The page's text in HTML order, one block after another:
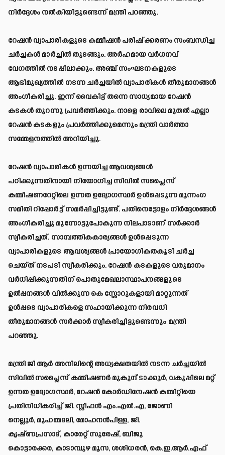
നിർദ്ദേശം നൽകിയിട്ടുണ്ടെന്ന് മന്ത്രി പറഞ്ഞു.
റേഷൻ വ്യാപാരികളുടെ കമ്മീഷൻ പരിഷ്‌ക്കരണം സംബന്ധിച്ച
ചർച്ചകൾ മാർച്ചിൽ തുടങ്ങും. അർഹമായ വർധനവ്
വേഗത്തിൽ നടപ്പിലാക്കും. അഞ്ച് സംഘടനകളുടെ
ആഭിമുഖ്യത്തിൽ നടന്ന ചർച്ചയിൽ വ്യാപാരികൾ തീരുമാനങ്ങൾ
അംഗീകരിച്ചു. ഇന്ന് വൈകിട്ട് തന്നെ സാധ്യമായ റേഷൻ
കടകൾ തുറന്നു പ്രവർത്തിക്കും. നാളെ രാവിലെ മുതൽ എല്ലാ
റേഷൻ കടകളും പ്രവർത്തിക്കുമെന്നും മന്ത്രി വാർത്താ
സമ്മേളനത്തിൽ അറിയിച്ചു.
റേഷൻ വ്യാപാരികൾ ഉന്നയിച്ച ആവശ്യങ്ങൾ
പഠിക്കുന്നതിനായി നിയോഗിച്ച സിവിൽ സപ്ലൈസ്
കമ്മീഷണറേറ്റിലെ ഉന്നത ഉദ്യോഗസ്ഥർ ഉൾപ്പെടുന്ന മൂന്നംഗ
സമിതി റിപ്പോർട്ട് സമർപ്പിച്ചിട്ടുണ്ട്. പതിനെട്ടോളം നിർദ്ദേശങ്ങൾ
അംഗീകരിച്ചു മുന്നോട്ടുപോകുന്ന നിലപാടാണ് സർക്കാർ
സ്വീകരിച്ചത്. സാമ്പത്തികകാര്യങ്ങൾ ഉൾപ്പെടുന്ന
വ്യാപാരികളുടെ ആവശ്യങ്ങൾ പ്രായോഗികതകൂടി ചർച്ച
ചെയ്ത് നടപടി സ്വീകരിക്കും. റേഷൻ കടകളുടെ വരുമാനം
വർധിപ്പിക്കുന്നതിന് പൊതുമേഖലാസ്ഥാപനങ്ങളുടെ
ഉൽപ്പനങ്ങൾ വിൽക്കുന്ന കെ സ്റ്റോറുകളായി മാറ്റുന്നത്
ഉൾപ്പടെ വ്യാപാരികളെ സഹായിക്കുന്ന നിരവധി
തീരുമാനങ്ങൾ സർക്കാർ സ്വീകരിച്ചിട്ടുണ്ടെന്നും മന്ത്രി
പറഞ്ഞു.
മന്ത്രി ജി ആർ അനിലിന്റെ അധ്യക്ഷതയിൽ നടന്ന ചർച്ചയിൽ
സിവിൽ സപ്ലൈസ് കമ്മീഷണർ മുകുന്ദ് ടാക്കൂർ, വകുപ്പിലെ മറ്റ്
ഉന്നത ഉദ്യോഗസ്ഥർ, റേഷൻ കോർഡിനേഷൻ കമ്മിറ്റിയെ
പ്രതിനിധീകരിച്ച് ജി. സ്റ്റീഫൻ എം.എൽ.എ, ജോണി
നെല്ലൂർ, മുഹമ്മദലി, മോഹനൻപിള്ള, ജി.
കൃഷ്ണപ്രസാദ്, കാരേറ്റ് സുരേഷ്, ബിജു
കൊട്ടാരക്കര, കാടാമ്പുഴ മൂസ, ശശിധരൻ, കെ.ഇ.ആർ.എഫ്